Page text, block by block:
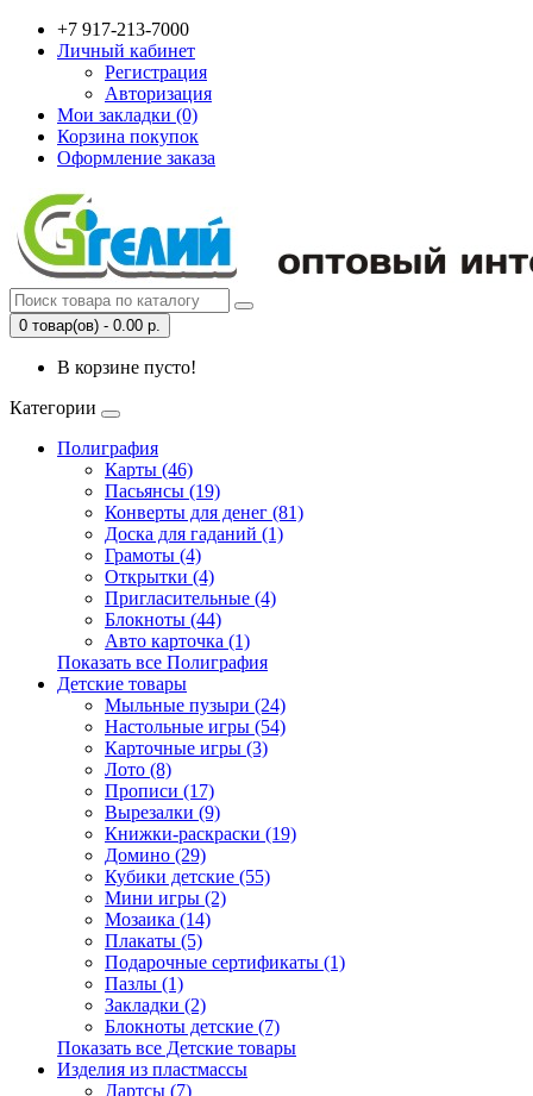
+7 917-213-7000
Личный кабинет
Регистрация
Авторизация
Мои закладки (0)
Корзина покупок
Оформление заказа
0 товар(ов) - 0.00 р.
В корзине пусто!
Категории
Полиграфия
Карты (46)
Пасьянсы (19)
Конверты для денег (81)
Доска для гаданий (1)
Грамоты (4)
Открытки (4)
Пригласительные (4)
Блокноты (44)
Авто карточка (1)
Показать все Полиграфия
Детские товары
Мыльные пузыри (24)
Настольные игры (54)
Карточные игры (3)
Лото (8)
Прописи (17)
Вырезалки (9)
Книжки-раскраски (19)
Домино (29)
Кубики детские (55)
Мини игры (2)
Мозаика (14)
Плакаты (5)
Подарочные сертификаты (1)
Пазлы (1)
Закладки (2)
Блокноты детские (7)
Показать все Детские товары
Изделия из пластмассы
Дартсы (7)